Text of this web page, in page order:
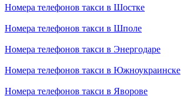
Номера телефонов такси в Шостке
Номера телефонов такси в Шполе
Номера телефонов такси в Энергодаре
Номера телефонов такси в Южноукраинске
Номера телефонов такси в Яворове